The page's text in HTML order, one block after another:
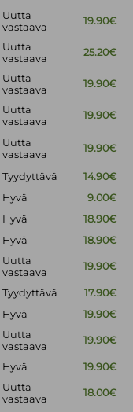
Uutta
vastaava
19.90€
Uutta
vastaava
25.20€
Uutta
vastaava
19.90€
Uutta
vastaava
19.90€
Uutta
vastaava
19.90€
Tyydyttävä
14.90€
Hyvä
9.00€
Hyvä
18.90€
Hyvä 18.90€
Uutta
vastaava
19.90€
Tyydyttävä
17.90€
Hyvä 19.90€
Uutta
vastaava
19.90€
Hyvä 19.90€
Uutta
vastaava
18.00€